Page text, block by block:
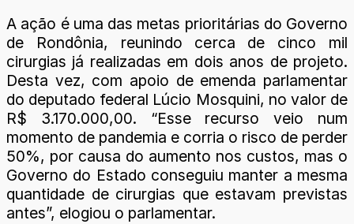
A ação é uma das metas prioritárias do Governo
de Rondônia, reunindo cerca de cinco mil
cirurgias já realizadas em dois anos de projeto.
Desta vez, com apoio de emenda parlamentar
do deputado federal Lúcio Mosquini, no valor de
R$ 3.170.000,00. “Esse recurso veio num
momento de pandemia e corria o risco de perder
50%, por causa do aumento nos custos, mas o
Governo do Estado conseguiu manter a mesma
quantidade de cirurgias que estavam previstas
antes”, elogiou o parlamentar.